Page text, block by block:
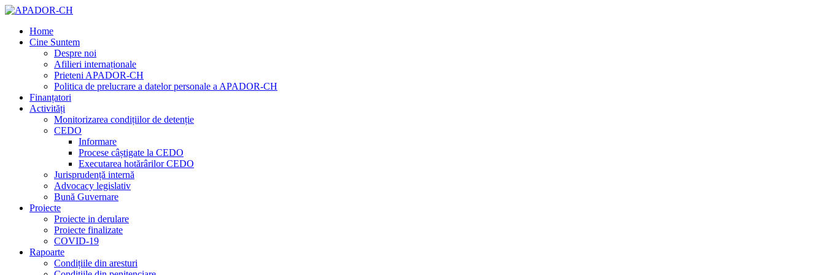
Home
Cine Suntem
Despre noi
Afilieri internaționale
Prieteni APADOR-CH
Politica de prelucrare a datelor personale a APADOR-CH
Finanțatori
Activități
Monitorizarea condițiilor de detenție
CEDO
Informare
Procese câștigate la CEDO
Executarea hotărârilor CEDO
Jurisprudență internă
Advocacy legislativ
Bună Guvernare
Proiecte
Proiecte in derulare
Proiecte finalizate
COVID-19
Rapoarte
Condițiile din aresturi